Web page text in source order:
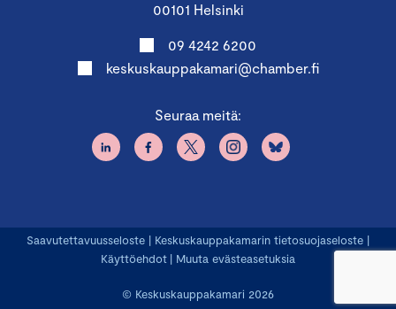
00101 Helsinki
09 4242 6200
keskuskauppakamari@chamber.fi
Seuraa meitä:
© Keskuskauppakamari 2026
Saavutettavuusseloste | Keskuskauppakamarin tietosuojaseloste |
Käyttöehdot | Muuta evästeasetuksia